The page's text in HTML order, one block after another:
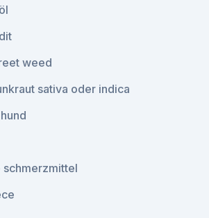
weed
sativa oder indica
schmerzmittel